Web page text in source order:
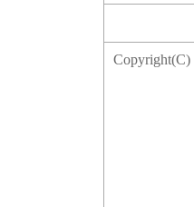
Copyright(C)